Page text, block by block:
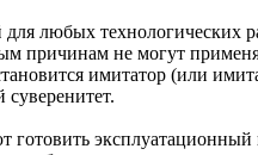
любых
причинам не могут
имитатор (или
суверенитет.